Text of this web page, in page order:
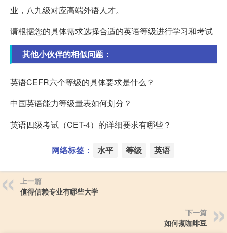
业，八九级对应高端外语人才。
请根据您的具体需求选择合适的英语等级进行学习和考试
其他小伙伴的相似问题：
英语CEFR六个等级的具体要求是什么？
中国英语能力等级量表如何划分？
英语四级考试（CET-4）的详细要求有哪些？
网络标签： 水平 等级 英语
上一篇
值得信赖专业有哪些大学
下一篇
如何煮咖啡豆